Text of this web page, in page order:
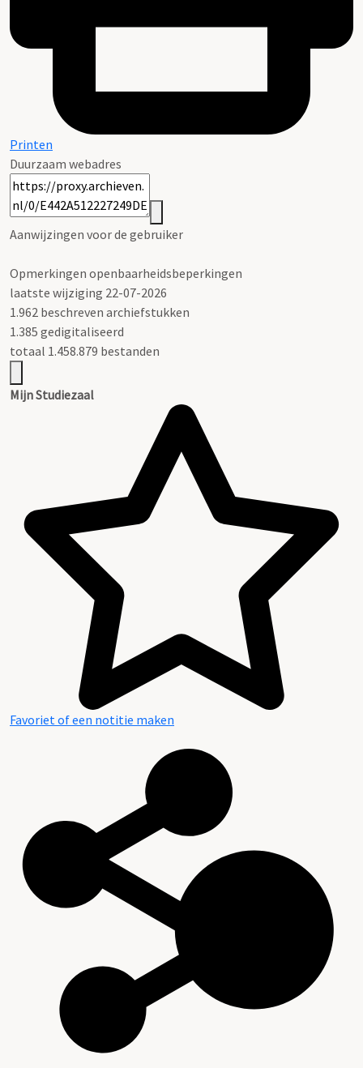
Printen
Duurzaam webadres
Aanwijzingen voor de gebruiker
Opmerkingen openbaarheidsbeperkingen
laatste wijziging 22-07-2026
1.962 beschreven archiefstukken
1.385 gedigitaliseerd
totaal 1.458.879 bestanden
Mijn Studiezaal
Favoriet of een notitie maken